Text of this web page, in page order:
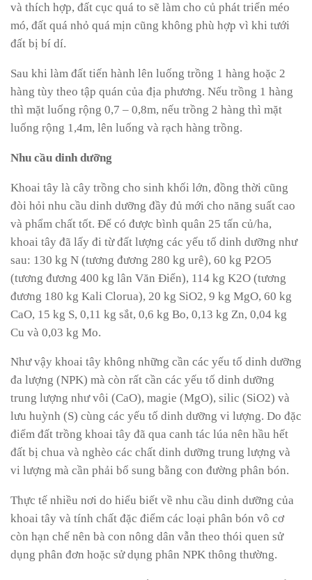
và thích hợp, đất cục quá to sẽ làm cho củ phát triển méo
mó, đất quá nhỏ quá mịn cũng không phù hợp vì khi tưới
đất bị bí dí.
Sau khi làm đất tiến hành lên luống trồng 1 hàng hoặc 2
hàng tùy theo tập quán của địa phương. Nếu trồng 1 hàng
thì mặt luống rộng 0,7 – 0,8m, nếu trồng 2 hàng thì mặt
luống rộng 1,4m, lên luống và rạch hàng trồng.
Nhu cầu dinh dưỡng
Khoai tây là cây trồng cho sinh khối lớn, đồng thời cũng
đòi hỏi nhu cầu dinh dưỡng đầy đủ mới cho năng suất cao
và phẩm chất tốt. Để có được bình quân 25 tấn củ/ha,
khoai tây đã lấy đi từ đất lượng các yếu tố dinh dưỡng như
sau: 130 kg N (tương đương 280 kg urê), 60 kg P2O5
(tương đương 400 kg lân Văn Điển), 114 kg K2O (tương
đương 180 kg Kali Clorua), 20 kg SiO2, 9 kg MgO, 60 kg
CaO, 15 kg S, 0,11 kg sắt, 0,6 kg Bo, 0,13 kg Zn, 0,04 kg
Cu và 0,03 kg Mo.
Như vậy khoai tây không những cần các yếu tố dinh dưỡng
đa lượng (NPK) mà còn rất cần các yếu tố dinh dưỡng
trung lượng như vôi (CaO), magie (MgO), silic (SiO2) và
lưu huỳnh (S) cùng các yếu tố dinh dưỡng vi lượng. Do đặc
điểm đất trồng khoai tây đã qua canh tác lúa nên hầu hết
đất bị chua và nghèo các chất dinh dưỡng trung lượng và
vi lượng mà cần phải bổ sung bằng con đường phân bón.
Thực tế nhiều nơi do hiểu biết về nhu cầu dinh dưỡng của
khoai tây và tính chất đặc điểm các loại phân bón vô cơ
còn hạn chế nên bà con nông dân vẫn theo thói quen sử
dụng phân đơn hoặc sử dụng phân NPK thông thường.